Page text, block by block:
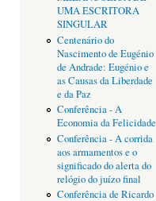
UMA ESCRITORA
SINGULAR
Centenário do
Nascimento de Eugénio
de Andrade: Eugénio e
as Causas da Liberdade
e da Paz
Conferência - A
Economia da Felicidade
Conferência - A corrida
aos armamentos e o
significado do alerta do
relógio do juízo final
Conferência de Ricardo